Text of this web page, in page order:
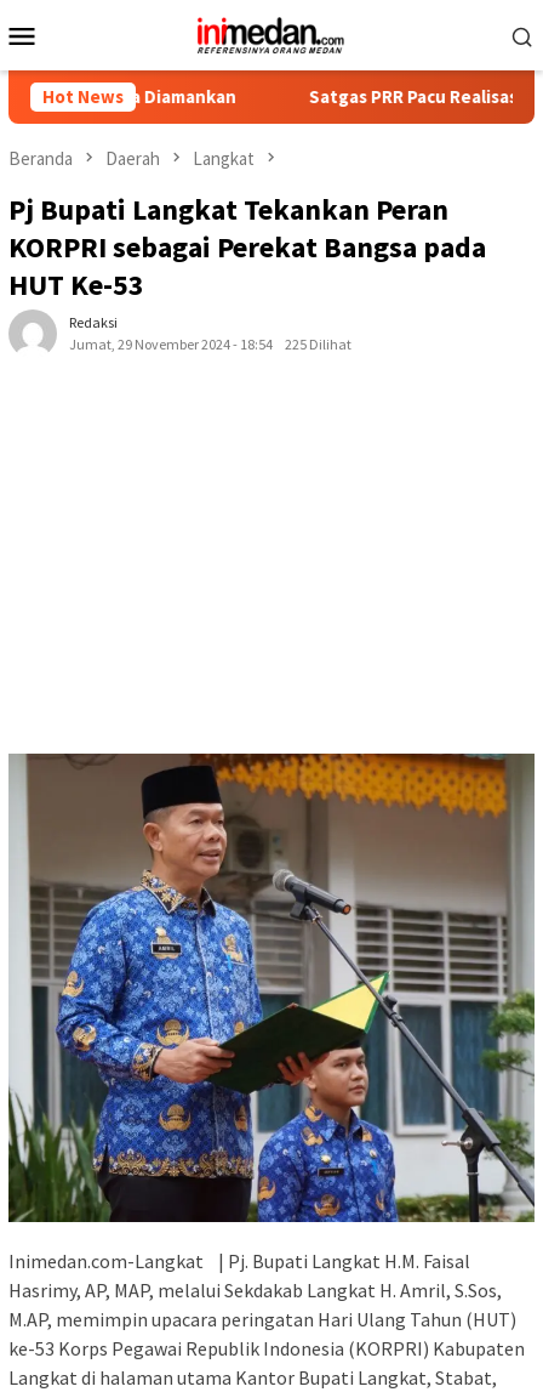
ke
Mobile
Hot News Satgas PRR Pacu Realisasi Tambahan TKD
Beranda Daerah Langkat
Pj Bupati Langkat Tekankan Peran
KORPRI sebagai Perekat Bangsa pada
HUT Ke-53
Redaksi
Jumat, 29 November 2024 - 18:54
225 Dilihat
Inimedan.com-Langkat | Pj. Bupati Langkat H.M. Faisal
Hasrimy, AP, MAP, melalui Sekdakab Langkat H. Amril, S.Sos,
M.AP, memimpin upacara peringatan Hari Ulang Tahun (HUT)
ke-53 Korps Pegawai Republik Indonesia (KORPRI) Kabupaten
Langkat di halaman utama Kantor Bupati Langkat, Stabat,